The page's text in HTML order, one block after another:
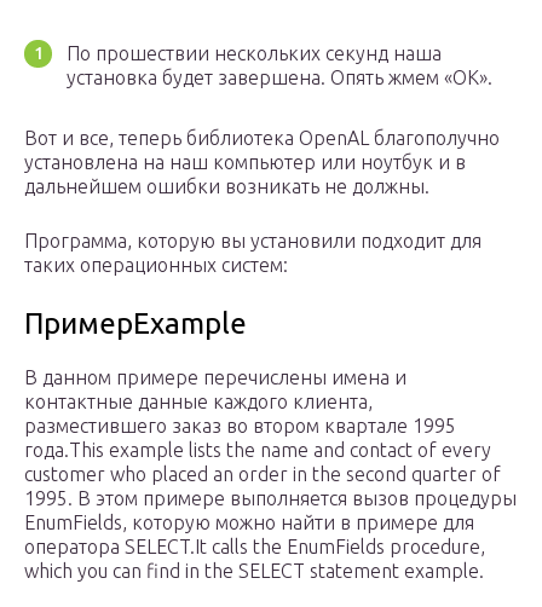
По прошествии нескольких секунд наша
установка будет завершена. Опять жмем «ОК».
Вот и все, теперь библиотека OpenAL благополучно
установлена на наш компьютер или ноутбук и в
дальнейшем ошибки возникать не должны.
Программа, которую вы установили подходит для
таких операционных систем:
ПримерExample
В данном примере перечислены имена и
контактные данные каждого клиента,
разместившего заказ во втором квартале 1995
года.This example lists the name and contact of every
customer who placed an order in the second quarter of
1995. В этом примере выполняется вызов процедуры
EnumFields, которую можно найти в примере для
оператора SELECT.It calls the EnumFields procedure,
which you can find in the SELECT statement example.